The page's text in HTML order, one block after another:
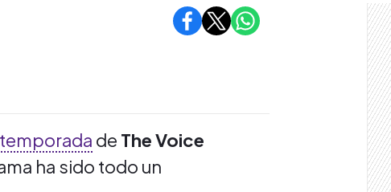
de The Voice
ha sido todo un